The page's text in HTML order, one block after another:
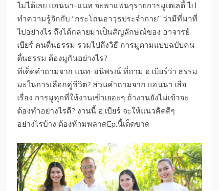
ไม่ได้เลย แอนนา-แนท จะพาแฟนๆรายการมูเตเลดี้ ไป
ทำความรู้จักกับ “กระโถนอาวุธประจำกาย” ว่ามีที่มาที่
ไปอย่างไร ถึงได้กลายมาเป็นสัญลักษณ์ของ อาจารย์
เบียร์ คนตื่นธรรม รวมไปถึงวิธี การมูตามแบบฉบับคน
ตื่นธรรม ต้องมูกันอย่างไร?
ทีเด็ดคำถามจาก แนท-อนิพรณ์ ที่ถาม อ.เบียร์ว่า ธรรม
มะในการเลือกคู่ชีวิต? ส่วนคำถามจาก แอนนา เสือ
เรื่อง การมูทุกที่ให้งานเข้าเยอะๆ ถ้างานยังไม่เข้าจะ
ต้องทำอย่างไรดี? งานนี้ อ.เบียร์ จะให้แนวคิดดีๆ
อย่างไรบ้าง ต้องห้ามพลาดEp.นี้เด็ดขาด